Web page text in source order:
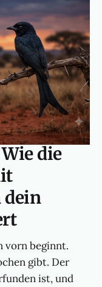
die
dein
vorn beginnt.
gibt. Der
ist, und